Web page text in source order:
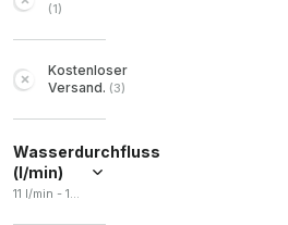
(1)
Kostenloser
Versand. (3)
Wasserdurchfluss
(l/min)
11 l/min - 14 l/min